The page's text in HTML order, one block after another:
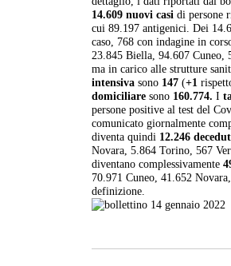
14.609 nuovi casi di persone
cui 89.197 antigenici. Dei
caso, 768 con indagine in
23.845 Biella, 94.607 Cuneo,
ma in carico alle strutture
intensiva sono 147 (+1
domiciliare sono 160.774. I
persone positive al test del
comunicato giornalmente
diventa quindi 12.246
Novara, 5.864 Torino, 567
diventano complessivamente
70.971 Cuneo, 41.652
definizione.